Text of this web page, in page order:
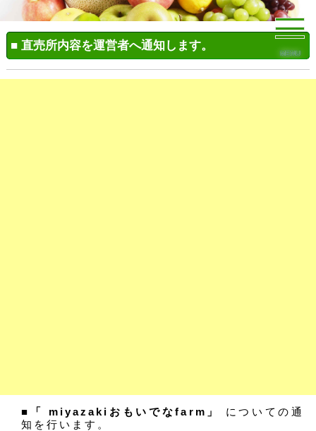
MENU
■ 直売所内容を運営者へ通知します。
■「 miyazakiおもいでなfarm」 についての通
知を行います。